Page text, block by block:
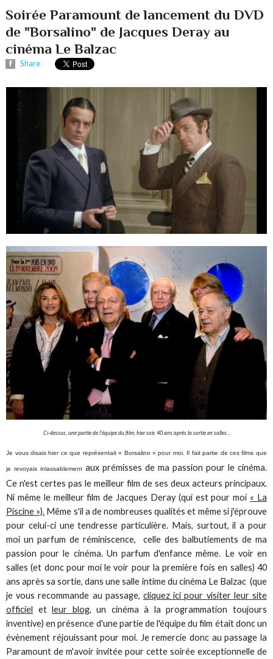
Soirée Paramount de lancement du DVD
de "Borsalino" de Jacques Deray au
cinéma Le Balzac
Share
Ci-dessus, une partie de l'équipe du film, hier soir, 40 ans après la sortie en salles...
Je vous disais hier ce que représentait « Borsalino » pour moi. Il fait partie de ces films que
je revoyais inlassablement aux prémisses de ma passion pour le cinéma.
Ce n'est certes pas le meilleur film de ses deux acteurs principaux.
Ni même le meilleur film de Jacques Deray (qui est pour moi « La
Piscine »). Même s'il a de nombreuses qualités et même si j'éprouve
pour celui-ci une tendresse particulière. Mais, surtout, il a pour
moi un parfum de réminiscence, celle des balbutiements de ma
passion pour le cinéma. Un parfum d'enfance même. Le voir en
salles (et donc pour moi le voir pour la première fois en salles) 40
ans après sa sortie, dans une salle intime du cinéma Le Balzac (que
je vous recommande au passage, cliquez ici pour visiter leur site
officiel etleur blog, un cinéma à la programmation toujours
inventive) en présence d'une partie de l'équipe du film était donc un
évènement réjouissant pour moi. Je remercie donc au passage la
Paramount de m'avoir invitée pour cette soirée exceptionnelle de